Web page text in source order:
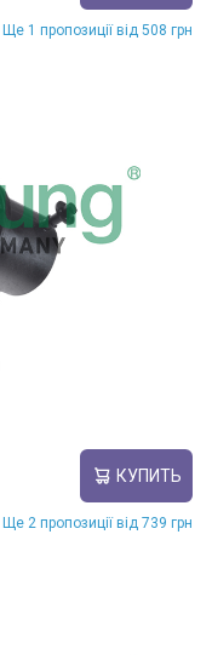
Ще 1 пропозиції від 508 грн
КУПИТЬ
Ще 2 пропозиції від 739 грн